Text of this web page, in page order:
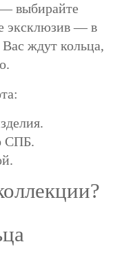
— выбирайте
эксклюзив — в
ждут кольца,
СПБ.